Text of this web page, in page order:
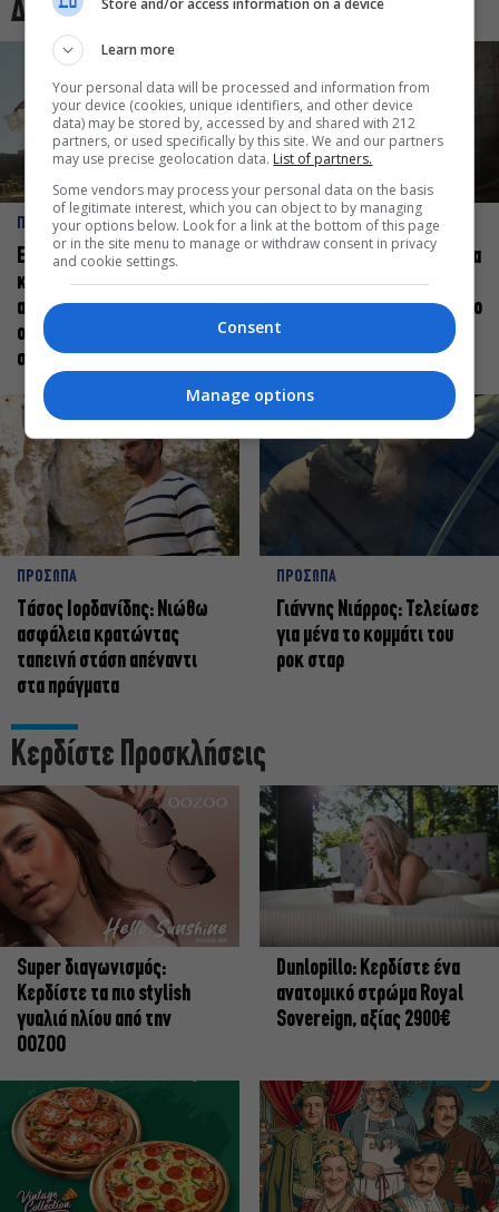
Δες και αυτό
ΠΡΟΣΩΠΑ
Ελεάνα Ανδρεούδη: Κάθε
καλλιτέχνης όταν
ανεβαίνει στη σκηνή
οφείλει να αισθάνεται
σταρ
ΠΡΟΣΩΠΑ
Βαγγέλης Μπίκος: Έμαθα να
δίνω αξία στο ποιος είμαι
πάνω στη σκηνή και όχι στο
πως χορεύω
ΠΡΟΣΩΠΑ
Tάσος Ιορδανίδης: Νιώθω
ασφάλεια κρατώντας
ταπεινή στάση απέναντι
στα πράγματα
ΠΡΟΣΩΠΑ
Γιάννης Νιάρρος: Τελείωσε
για μένα το κομμάτι του
ροκ σταρ
Κερδίστε Προσκλήσεις
Super διαγωνισμός:
Κερδίστε τα πιο stylish
γυαλιά ηλίου από την
OOZOO
Dunlopillo: Κερδίστε ένα
ανατομικό στρώμα Royal
Sovereign, αξίας 2900€
Learn more
Your personal data will be processed and information from
your device (cookies, unique identifiers, and other device
data) may be stored by, accessed by and shared with 212
partners, or used specifically by this site. We and our partners
may use precise geolocation data. List of partners.
Some vendors may process your personal data on the basis
of legitimate interest, which you can object to by managing
your options below. Look for a link at the bottom of this page
or in the site menu to manage or withdraw consent in privacy
and cookie settings.
Consent
Manage options